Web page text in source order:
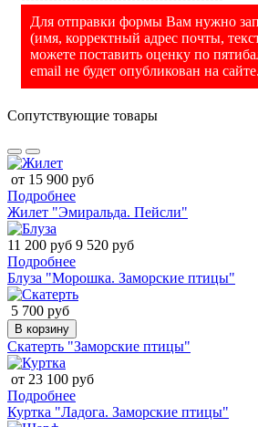
Для отправки формы Вам нужно
(имя, корректный адрес почты,
можете поставить оценку по
email не будет опубликован на сайте.
Сопутствующие товары
от 15 900 руб
Подробнее
Жилет "Эмиральда. Пейсли"
11 200 руб 9 520 руб
Подробнее
Блуза "Морошка. Заморские птицы"
5 700 руб
В корзину
Скатерть "Заморские птицы"
от 23 100 руб
Подробнее
Куртка "Ладога. Заморские птицы"